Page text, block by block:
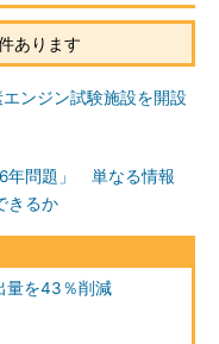
あります
ンジン試験施設を開設
年問題」 単なる情報
きるか
量を43％削減